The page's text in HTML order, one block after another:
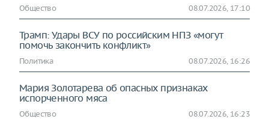
Общество 08.07.2026, 17:10
Трамп: Удары ВСУ по российским НПЗ «могут
помочь закончить конфликт»
Политика 08.07.2026, 16:26
Мария Золотарева об опасных признаках
испорченного мяса
Общество 08.07.2026, 16:23